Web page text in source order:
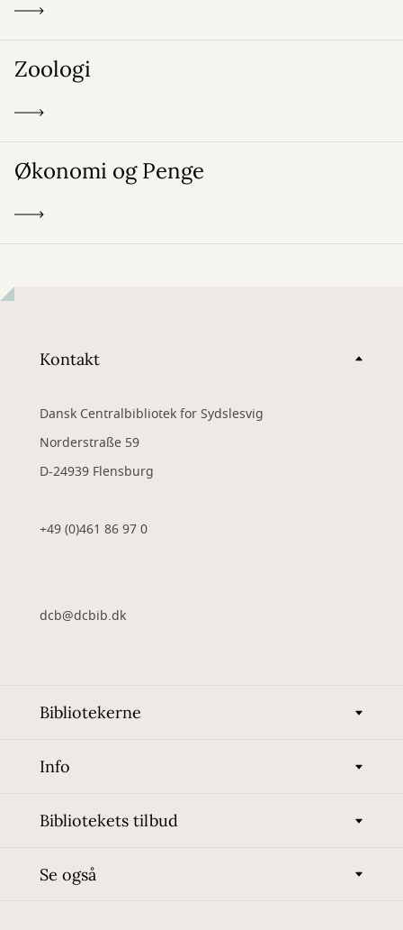
Zoologi
Økonomi og Penge
Kontakt
Dansk Centralbibliotek for Sydslesvig
Norderstraße 59
D-24939 Flensburg
+49 (0)461 86 97 0
dcb@dcbib.dk
Bibliotekerne
Info
Bibliotekets tilbud
Se også